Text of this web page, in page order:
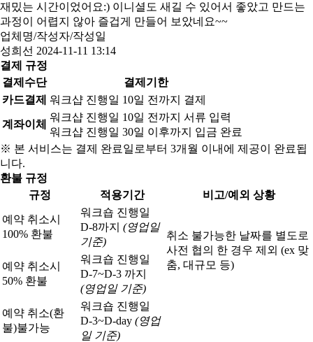
재밌는 시간이었어요:) 이니셜도 새길 수 있어서 좋았고 만드는
과정이 어렵지 않아 즐겁게 만들어 보았네요~~
업체명/작성자/작성일
성희선 2024-11-11 13:14
결제 규정
결제수단
결제기한
카드결제 워크샵 진행일 10일 전까지 결제
계좌이체
워크샵 진행일 10일 전까지 서류 입력
워크샵 진행일 30일 이후까지 입금 완료
※ 본 서비스는 결제 완료일로부터 3개월 이내에 제공이 완료됩
니다.
환불 규정
규정
적용기간 비고/예외 상황
예약 취소시
100% 환불
워크숍 진행일
D-8까지 (영업일
기준)
취소 불가능한 날짜를 별도로
사전 협의 한 경우 제외 (ex 맞
춤, 대규모 등)
예약 취소시
50% 환불
워크숍 진행일
D-7~D-3 까지
(영업일 기준)
예약 취소(환
불)불가능
워크숍 진행일
D-3~D-day (영업
일 기준)